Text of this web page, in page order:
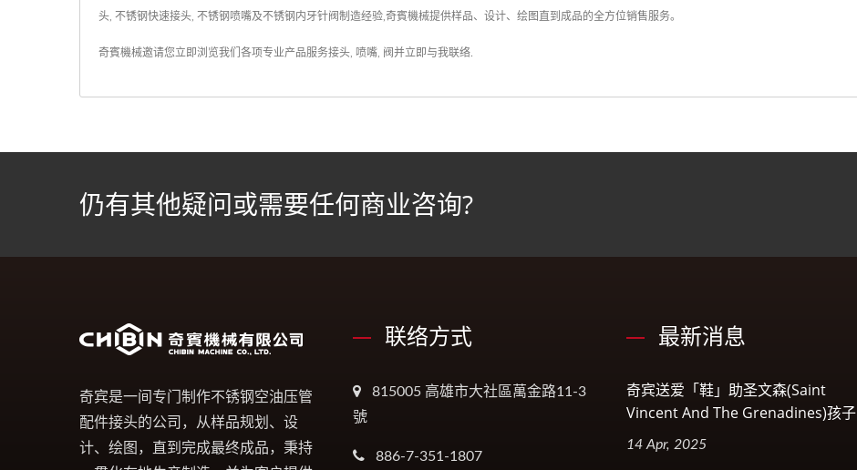
头, 不锈钢快速接头, 不锈钢喷嘴及不锈钢内牙针阀制造经验,奇賓機械提供样品、设计、绘图直到成品的全方位销售服务。
奇賓機械邀请您立即浏览我们各项专业产品服务接头 喷嘴 阀并立即与我联络
仍有其他疑问或需要任何商业咨询?
奇宾是一间专门制作不锈钢空油压管
配件接头的公司，从样品规划、设
计、绘图，直到完成最终成品，秉持
联络方式
815005 高雄市大社區萬金路11-3
號
886-7-351-1807
最新消息
奇宾送爱「鞋」助圣文森(Saint
Vincent And The Grenadines)孩子
14 Apr, 2025